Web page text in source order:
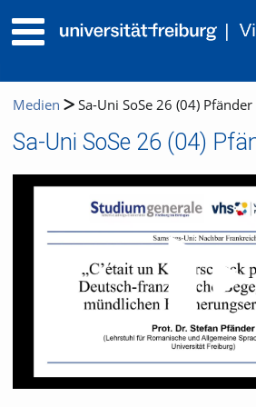
Medien Sa-Uni SoSe 26 (04) Pfänder
Sa-Uni SoSe 26 (04)